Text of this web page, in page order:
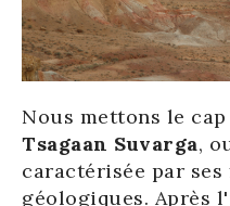
Nous mettons le
Tsagaan Suvarga,
caractérisée par
géologiques. Après